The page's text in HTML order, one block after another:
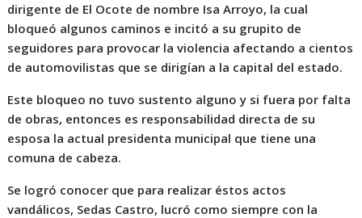
dirigente de El Ocote de nombre Isa Arroyo, la cual
bloqueó algunos caminos e incitó a su grupito de
seguidores para provocar la violencia afectando a cientos
de automovilistas que se dirigían a la capital del estado.
Este bloqueo no tuvo sustento alguno y si fuera por falta
de obras, entonces es responsabilidad directa de su
esposa la actual presidenta municipal que tiene una
comuna de cabeza.
Se logró conocer que para realizar éstos actos
vandálicos, Sedas Castro, lucró como siempre con la